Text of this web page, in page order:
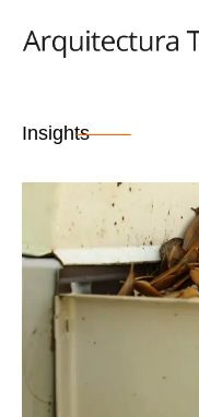
Insights